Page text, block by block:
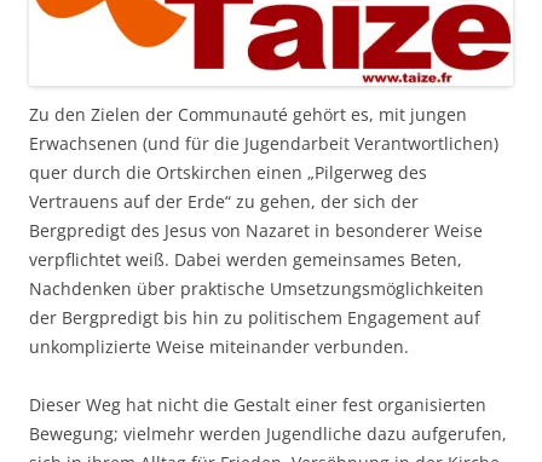
Zu den Zielen der Communauté gehört es, mit jungen
Erwachsenen (und für die Jugendarbeit Verantwortlichen)
quer durch die Ortskirchen einen „Pilgerweg des
Vertrauens auf der Erde“ zu gehen, der sich der
Bergpredigt des Jesus von Nazaret in besonderer Weise
verpflichtet weiß. Dabei werden gemeinsames Beten,
Nachdenken über praktische Umsetzungsmöglichkeiten
der Bergpredigt bis hin zu politischem Engagement auf
unkomplizierte Weise miteinander verbunden.
Dieser Weg hat nicht die Gestalt einer fest organisierten
Bewegung; vielmehr werden Jugendliche dazu aufgerufen,